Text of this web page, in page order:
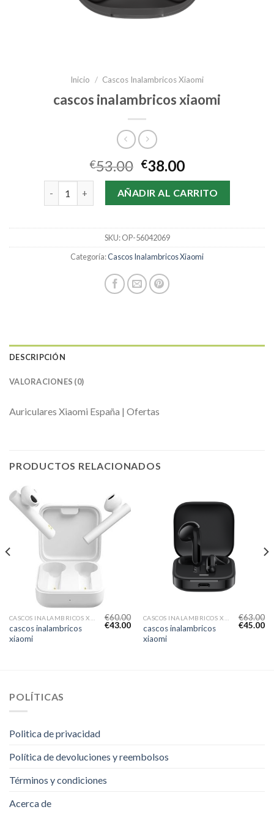
Inicio / Cascos Inalambricos Xiaomi
cascos inalambricos xiaomi
€53.00 €38.00
cascos inalambricos xiaomi cantidad
AÑADIR AL CARRITO
SKU:OP-56042069
Categoría:Cascos Inalambricos Xiaomi
DESCRIPCIÓN
VALORACIONES (0)
Auriculares Xiaomi España | Ofertas
PRODUCTOS RELACIONADOS
cascos inalambricos
xiaomi
€60.00
€43.00
cascos inalambricos
xiaomi
€63.00
€45.00
POLÍTICAS
Politica de privacidad
Política de devoluciones y reembolsos
Términos y condiciones
Acerca de